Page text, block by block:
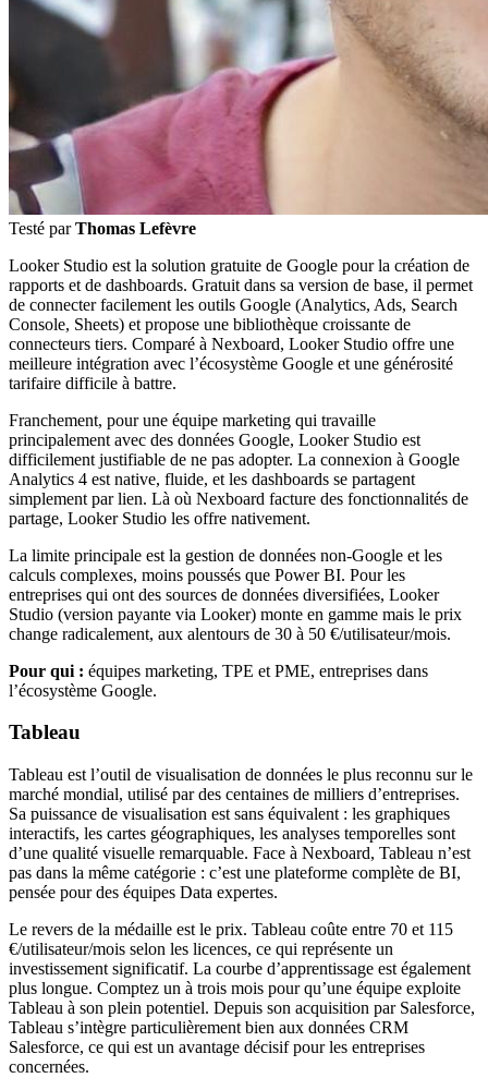
Testé parThomas Lefèvre
Looker Studio est la solution gratuite de Google pour la création de
rapports et de dashboards. Gratuit dans sa version de base, il permet
de connecter facilement les outils Google (Analytics, Ads, Search
Console, Sheets) et propose une bibliothèque croissante de
connecteurs tiers. Comparé à Nexboard, Looker Studio offre une
meilleure intégration avec l’écosystème Google et une générosité
tarifaire difficile à battre.
Franchement, pour une équipe marketing qui travaille
principalement avec des données Google, Looker Studio est
difficilement justifiable de ne pas adopter. La connexion à Google
Analytics 4 est native, fluide, et les dashboards se partagent
simplement par lien. Là où Nexboard facture des fonctionnalités de
partage, Looker Studio les offre nativement.
La limite principale est la gestion de données non-Google et les
calculs complexes, moins poussés que Power BI. Pour les
entreprises qui ont des sources de données diversifiées, Looker
Studio (version payante via Looker) monte en gamme mais le prix
change radicalement, aux alentours de 30 à 50 €/utilisateur/mois.
Pour qui : équipes marketing, TPE et PME, entreprises dans
l’écosystème Google.
Tableau
Tableau est l’outil de visualisation de données le plus reconnu sur le
marché mondial, utilisé par des centaines de milliers d’entreprises.
Sa puissance de visualisation est sans équivalent : les graphiques
interactifs, les cartes géographiques, les analyses temporelles sont
d’une qualité visuelle remarquable. Face à Nexboard, Tableau n’est
pas dans la même catégorie : c’est une plateforme complète de BI,
pensée pour des équipes Data expertes.
Le revers de la médaille est le prix. Tableau coûte entre 70 et 115
€/utilisateur/mois selon les licences, ce qui représente un
investissement significatif. La courbe d’apprentissage est également
plus longue. Comptez un à trois mois pour qu’une équipe exploite
Tableau à son plein potentiel. Depuis son acquisition par Salesforce,
Tableau s’intègre particulièrement bien aux données CRM
Salesforce, ce qui est un avantage décisif pour les entreprises
concernées.